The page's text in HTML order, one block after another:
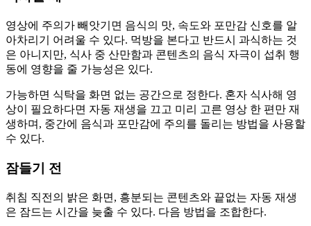
영상에 주의가 빼앗기면 음식의 맛, 속도와 포만감 신호를 알
아차리기 어려울 수 있다. 먹방을 본다고 반드시 과식하는 것
은 아니지만, 식사 중 산만함과 콘텐츠의 음식 자극이 섭취 행
동에 영향을 줄 가능성은 있다.
가능하면 식탁을 화면 없는 공간으로 정한다. 혼자 식사해 영
상이 필요하다면 자동 재생을 끄고 미리 고른 영상 한 편만 재
생하며, 중간에 음식과 포만감에 주의를 돌리는 방법을 사용할
수 있다.
잠들기 전
취침 직전의 밝은 화면, 흥분되는 콘텐츠와 끝없는 자동 재생
은 잠드는 시간을 늦출 수 있다. 다음 방법을 조합한다.